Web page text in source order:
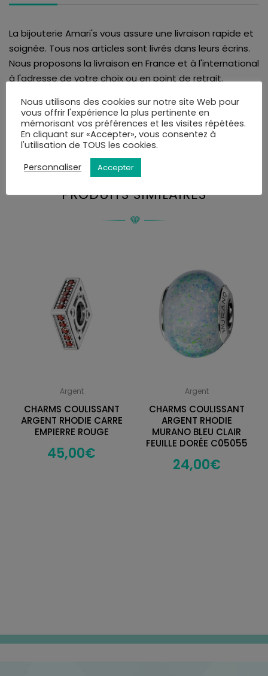
La bijouterie Amari's vous assure une livraison rapide et
soignée. Tous nos articles sont livrés dans leurs écrins.
Nous proposons la livraison en France et à l'international
à l'adresse de votre choix ou en point de retrait.
mail ou SMS et disposerez de 10 jours pour retirer la
commande.
Vous pourrez choisir le mode de livraison au moment
PRODUITS SIMILAIRES
Argent
CHARMS COULISSANT
ARGENT RHODIE CARRE
EMPIERRE ROUGE
45,00€
Argent
CHARMS COULISSANT
ARGENT RHODIE
MURANO BLEU CLAIR
FEUILLE DORÉE C05055
24,00€
Nous utilisons des cookies sur notre site Web pour
vous offrir l'expérience la plus pertinente en
mémorisant vos préférences et les visites répétées.
En cliquant sur «Accepter», vous consentez à
l'utilisation de TOUS les cookies.
Personnaliser
Accepter